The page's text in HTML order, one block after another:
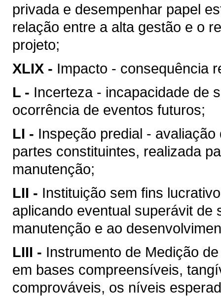
privada e desempenhar papel
relação entre a alta gestão e o
projeto;
XLIX - Impacto - consequência
L - Incerteza - incapacidade de
ocorrência de eventos futuros;
LI - Inspeção predial -
partes constituintes, realizada
manutenção;
LII - Instituição sem fins
aplicando eventual superávit de
manutenção e ao
LIII - Instrumento de Medição
em bases compreensíveis,
comprováveis, os níveis